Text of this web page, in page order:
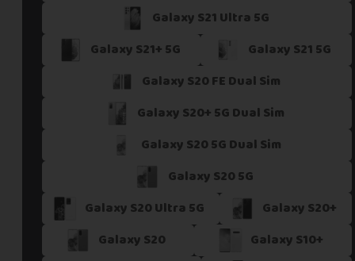
Si vous ne trouvez pas une offre correspondant aux
Vous pouvez éventuellement nous contacter.
Galaxy S21 Ultra 5G
Galaxy S21+ 5G
Galaxy S21 5G
Galaxy S20 FE Dual Sim
Galaxy S20+ 5G Dual Sim
Galaxy S20 5G Dual Sim
Galaxy S20 5G
Galaxy S20 Ultra 5G
Galaxy S20+
Galaxy S20
Galaxy S10+